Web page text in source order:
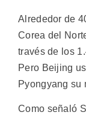
Alrededor de
Corea del
través de los
Pero Beijing
Pyongyang su
Como señaló